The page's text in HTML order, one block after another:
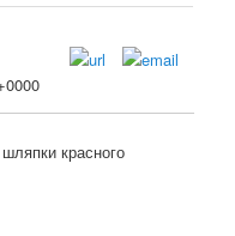
красного